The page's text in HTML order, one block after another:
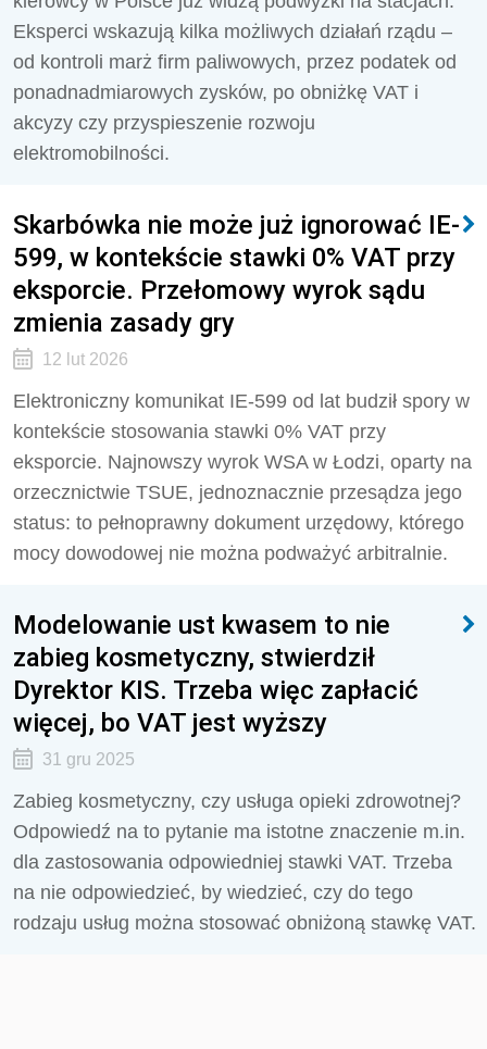
Eksperci wskazują kilka możliwych działań rządu –
od kontroli marż firm paliwowych, przez podatek od
ponadnadmiarowych zysków, po obniżkę VAT i
akcyzy czy przyspieszenie rozwoju
elektromobilności.
Skarbówka nie może już ignorować IE-
599, w kontekście stawki 0% VAT przy
eksporcie. Przełomowy wyrok sądu
zmienia zasady gry
12 lut 2026
Elektroniczny komunikat IE-599 od lat budził spory w
kontekście stosowania stawki 0% VAT przy
eksporcie. Najnowszy wyrok WSA w Łodzi, oparty na
orzecznictwie TSUE, jednoznacznie przesądza jego
status: to pełnoprawny dokument urzędowy, którego
mocy dowodowej nie można podważyć arbitralnie.
Modelowanie ust kwasem to nie
zabieg kosmetyczny, stwierdził
Dyrektor KIS. Trzeba więc zapłacić
więcej, bo VAT jest wyższy
31 gru 2025
Zabieg kosmetyczny, czy usługa opieki zdrowotnej?
Odpowiedź na to pytanie ma istotne znaczenie m.in.
dla zastosowania odpowiedniej stawki VAT. Trzeba
na nie odpowiedzieć, by wiedzieć, czy do tego
rodzaju usług można stosować obniżoną stawkę VAT.